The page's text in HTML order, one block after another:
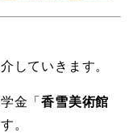
していきます。
金「香雪美術館
。